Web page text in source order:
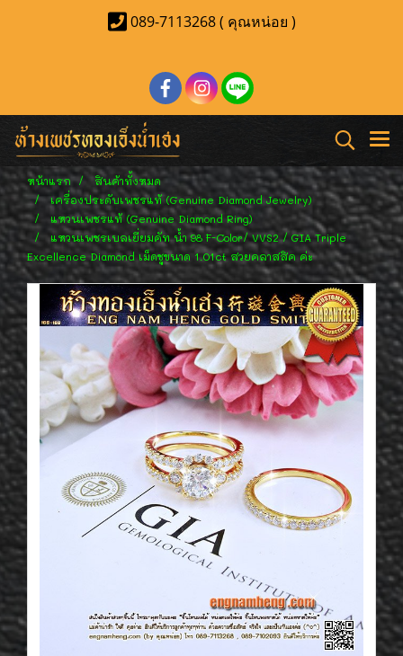
089-7113268 ( คุณหน่อย )
หน้าแรก
สินค้าทั้งหมด
เครื่องประดับเพชรแท้ (Genuine Diamond Jewelry)
แหวนเพชรแท้ (Genuine Diamond Ring)
แหวนเพชรเบลเยี่ยมคัท น้ำ 98 F-Color/ VVS2 / GIA Triple
Excellence Diamond เม็ดชูขนาด 1.01ct สวยคลาสสิค ค่ะ